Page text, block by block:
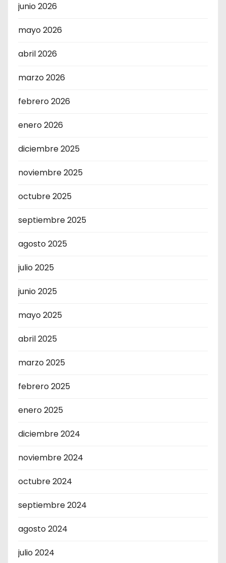
junio 2026
mayo 2026
abril 2026
marzo 2026
febrero 2026
enero 2026
diciembre 2025
noviembre 2025
octubre 2025
septiembre 2025
agosto 2025
julio 2025
junio 2025
mayo 2025
abril 2025
marzo 2025
febrero 2025
enero 2025
diciembre 2024
noviembre 2024
octubre 2024
septiembre 2024
agosto 2024
julio 2024